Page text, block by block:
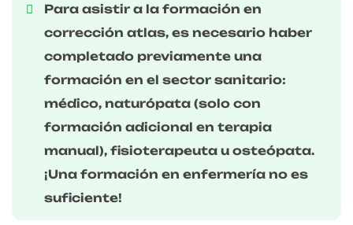
Para asistir a la formación en
corrección atlas, es necesario haber
completado previamente una
formación en el sector sanitario:
médico, naturópata (solo con
formación adicional en terapia
manual), fisioterapeuta u osteópata.
¡Una formación en enfermería no es
suficiente!